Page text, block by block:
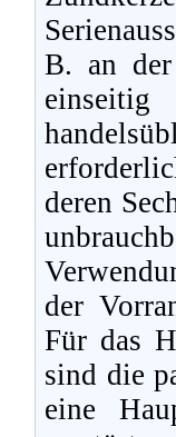
B. an
deren
der
Für das
sind die
eine